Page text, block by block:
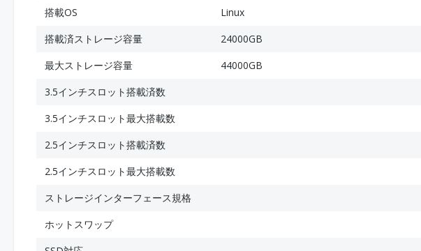
搭載OS
Linux
搭載済ストレージ容量
24000GB
最大ストレージ容量
44000GB
3.5インチスロット搭載済数
3.5インチスロット最大搭載数
2.5インチスロット搭載済数
2.5インチスロット最大搭載数
ストレージインターフェース規格
ホットスワップ